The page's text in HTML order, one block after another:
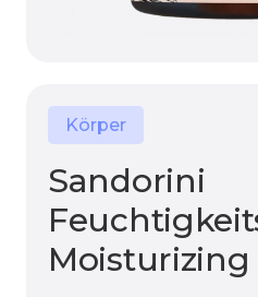
Körper
Sandorini
Moisturizing